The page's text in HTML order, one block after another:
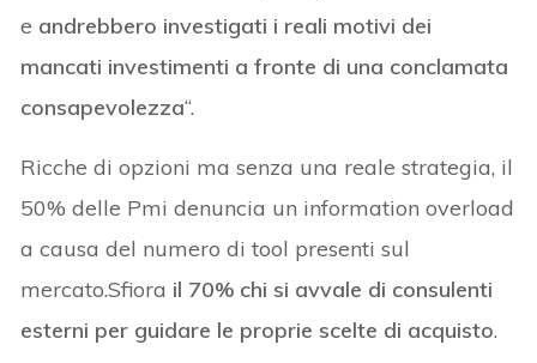
e andrebbero investigati i reali motivi dei
mancati investimenti a fronte di una conclamata
consapevolezza“.
Ricche di opzioni ma senza una reale strategia, il
50% delle Pmi denuncia un information overload
a causa del numero di tool presenti sul
mercato.Sfiora il 70% chi si avvale di consulenti
esterni per guidare le proprie scelte di acquisto.